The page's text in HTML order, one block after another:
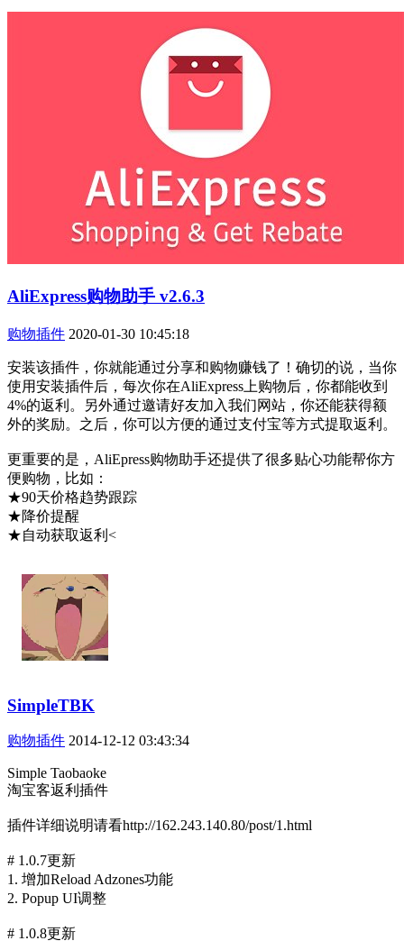
AliExpress购物助手 v2.6.3
购物插件 2020-01-30 10:45:18
安装该插件，你就能通过分享和购物赚钱了！确切的说，当你
使用安装插件后，每次你在AliExpress上购物后，你都能收到
4%的返利。另外通过邀请好友加入我们网站，你还能获得额
外的奖励。之后，你可以方便的通过支付宝等方式提取返利。
更重要的是，AliEpress购物助手还提供了很多贴心功能帮你方
便购物，比如：
★90天价格趋势跟踪
★降价提醒
★自动获取返利<
SimpleTBK
购物插件 2014-12-12 03:43:34
Simple Taobaoke
淘宝客返利插件
插件详细说明请看http://162.243.140.80/post/1.html
# 1.0.7更新
1. 增加Reload Adzones功能
2. Popup UI调整
# 1.0.8更新